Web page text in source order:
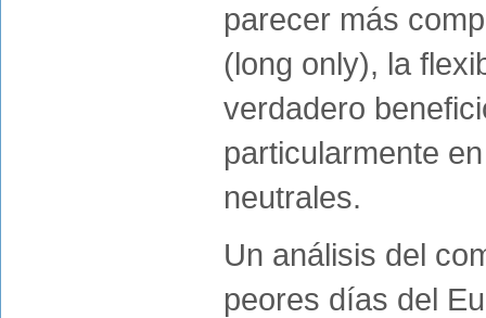
parecer más
(long only), la
verdadero
particularmente
neutrales.
Un análisis del
peores días del